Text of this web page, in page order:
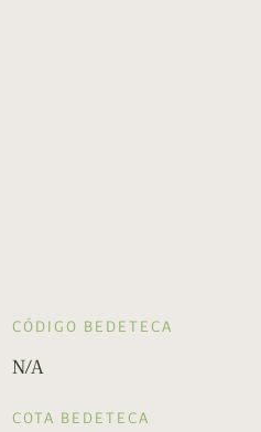
CÓDIGO BEDETECA
N/A
COTA BEDETECA